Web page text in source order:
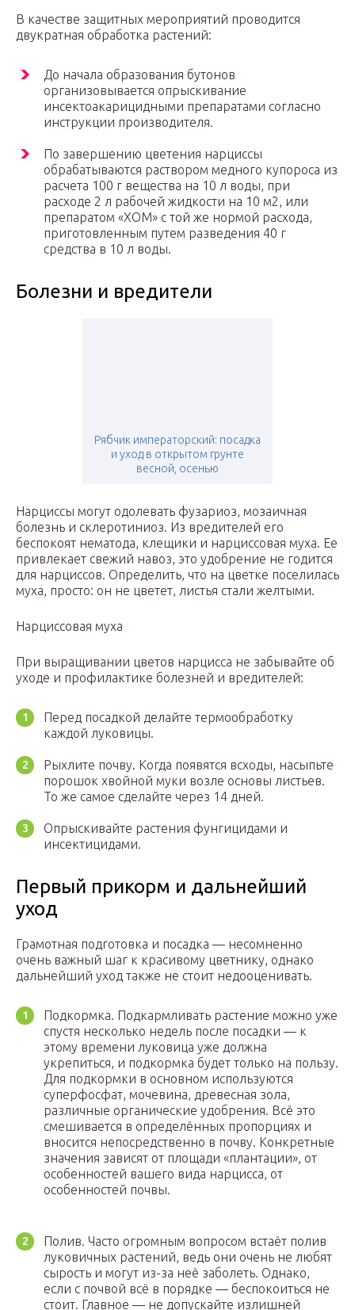
В качестве защитных мероприятий проводится
двукратная обработка растений:
До начала образования бутонов
организовывается опрыскивание
инсектоакарицидными препаратами согласно
инструкции производителя.
По завершению цветения нарциссы
обрабатываются раствором медного купороса из
расчета 100 г вещества на 10 л воды, при
расходе 2 л рабочей жидкости на 10 м2, или
препаратом «ХОМ» с той же нормой расхода,
приготовленным путем разведения 40 г
средства в 10 л воды.
Болезни и вредители
Рябчик императорский: посадка
и уход в открытом грунте
весной, осенью
Нарциссы могут одолевать фузариоз, мозаичная
болезнь и склеротиниоз. Из вредителей его
беспокоят нематода, клещики и нарциссовая муха. Ее
привлекает свежий навоз, это удобрение не годится
для нарциссов. Определить, что на цветке поселилась
муха, просто: он не цветет, листья стали желтыми.
Нарциссовая муха
При выращивании цветов нарцисса не забывайте об
уходе и профилактике болезней и вредителей:
Перед посадкой делайте термообработку
каждой луковицы.
Рыхлите почву. Когда появятся всходы, насыпьте
порошок хвойной муки возле основы листьев.
То же самое сделайте через 14 дней.
Опрыскивайте растения фунгицидами и
инсектицидами.
Первый прикорм и дальнейший
уход
Грамотная подготовка и посадка — несомненно
очень важный шаг к красивому цветнику, однако
дальнейший уход также не стоит недооценивать.
Подкормка. Подкармливать растение можно уже
спустя несколько недель после посадки — к
этому времени луковица уже должна
укрепиться, и подкормка будет только на пользу.
Для подкормки в основном используются
суперфосфат, мочевина, древесная зола,
различные органические удобрения. Всё это
смешивается в определённых пропорциях и
вносится непосредственно в почву. Конкретные
значения зависят от площади «плантации», от
особенностей вашего вида нарцисса, от
особенностей почвы.
Полив. Часто огромным вопросом встаёт полив
луковичных растений, ведь они очень не любят
сырость и могут из-за неё заболеть. Однако,
если с почвой всё в порядке — беспокоиться не
стоит. Главное — не допускайте излишней